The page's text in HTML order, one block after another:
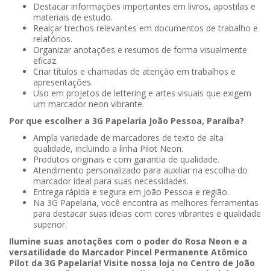
Destacar informações importantes em livros, apostilas e
materiais de estudo.
Realçar trechos relevantes em documentos de trabalho e
relatórios.
Organizar anotações e resumos de forma visualmente
eficaz.
Criar títulos e chamadas de atenção em trabalhos e
apresentações.
Uso em projetos de lettering e artes visuais que exigem
um marcador neon vibrante.
Por que escolher a 3G Papelaria João Pessoa, Paraíba?
Ampla variedade de marcadores de texto de alta
qualidade, incluindo a linha Pilot Neon.
Produtos originais e com garantia de qualidade.
Atendimento personalizado para auxiliar na escolha do
marcador ideal para suas necessidades.
Entrega rápida e segura em João Pessoa e região.
Na 3G Papelaria, você encontra as melhores ferramentas
para destacar suas ideias com cores vibrantes e qualidade
superior.
Ilumine suas anotações com o poder do Rosa Neon e a
versatilidade do Marcador Pincel Permanente Atômico
Pilot da 3G Papelaria! Visite nossa loja no Centro de João